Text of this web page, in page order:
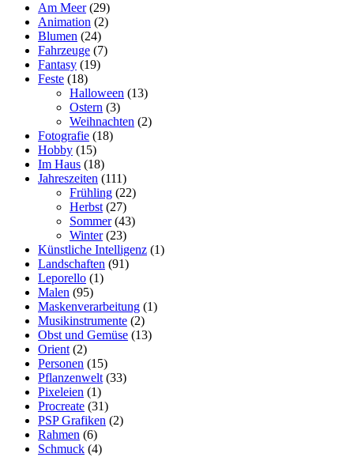
Am Meer(29)
Animation (2)
Blumen (24)
Fahrzeuge (7)
Fantasy (19)
Feste (18)
Halloween (13)
Ostern (3)
Weihnachten (2)
Fotografie (18)
Hobby (15)
Im Haus (18)
Jahreszeiten (111)
Frühling (22)
Herbst(27)
Sommer(43)
Winter(23)
Künstliche Intelligenz (1)
Landschaften (91)
Leporello (1)
Malen (95)
Maskenverarbeitung (1)
Musikinstrumente (2)
Obst und Gemüse (13)
Orient(2)
Personen (15)
Pflanzenwelt(33)
Pixeleien (1)
Procreate (31)
PSP Grafiken (2)
Rahmen (6)
Schmuck (4)